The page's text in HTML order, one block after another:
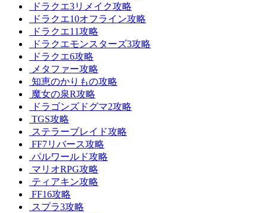
ドラクエ3リメイク攻略
ドラクエ10オフライン攻略
ドラクエ11攻略
ドラクエモンスターズ3攻略
ドラクエ6攻略
メタファー攻略
知恵のかりもの攻略
魔女の泉R攻略
ドラゴンズドグマ2攻略
TGS攻略
ステラーブレイド攻略
FF7リバース攻略
パルワールド攻略
マリオRPG攻略
ティアキン攻略
FF16攻略
スプラ3攻略